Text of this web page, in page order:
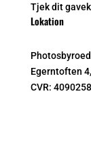
Tjek dit
Lokation
Photosbyroed
Egerntoften
CVR: